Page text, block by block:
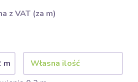
z VAT (za m)
m